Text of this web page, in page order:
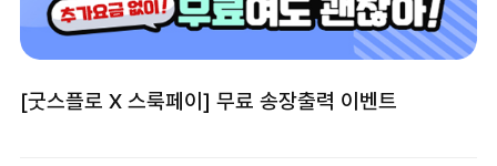
[굿스플로 X 스룩페이] 무료 송장출력 이벤트